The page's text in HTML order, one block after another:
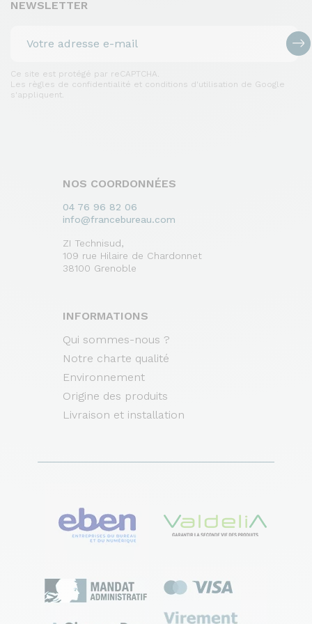
politique de confidentialité
NEWSLETTER
Ce site est protégé par reCAPTCHA.
Les règles de confidentialité et conditions d'utilisation de Google
s'appliquent.
NOS COORDONNÉES
04 76 96 82 06
info@francebureau.com
ZI Technisud,
109 rue Hilaire de Chardonnet
38100 Grenoble
INFORMATIONS
Qui sommes-nous ?
Notre charte qualité
Environnement
Origine des produits
Livraison et installation